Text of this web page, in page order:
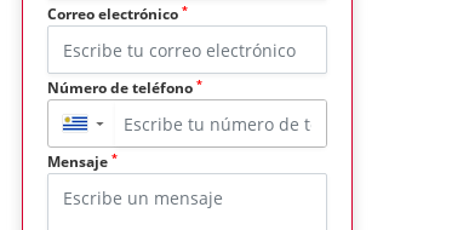
Correo electrónico *
Número de teléfono *
▼
Mensaje *